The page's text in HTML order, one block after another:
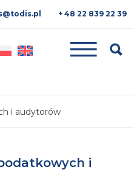
+ 48 22 839 22 39
i audytorów
i